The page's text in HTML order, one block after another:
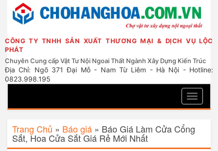
CÔNG TY TNHH SẢN XUẤT THƯƠNG MẠI & DỊCH VỤ LỘC
PHÁT
Chuyên Cung cấp Vật Tư Nội Ngoai Thất Ngành Xây Dựng Kiến Trúc
Địa Chỉ: Ngõ 371 Đại Mỗ - Nam Từ Liêm - Hà Nội - Hotline:
0823.998.195
Toggle
Trang Chủ » Báo giá » Báo Giá Làm Cửa Cổng
Sắt, Hoa Cửa Sắt Giá Rẻ Mới Nhất